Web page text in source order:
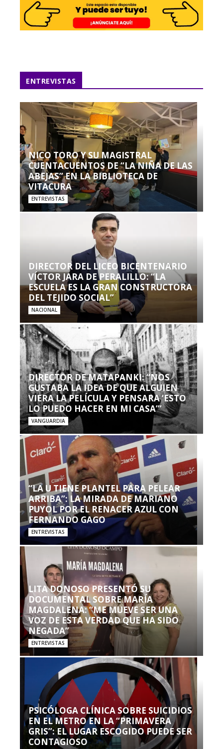
ENTREVISTAS
NICO TORO Y SU MAGISTRAL
CUENTACUENTOS DE “LA NIÑA DE LAS
ABEJAS” EN LA BIBLIOTECA DE
VITACURA
ENTREVISTAS
DIRECTOR DEL LICEO BICENTENARIO
VÍCTOR JARA DE PERALILLO: “LA
ESCUELA ES LA GRAN CONSTRUCTORA
DEL TEJIDO SOCIAL”
NACIONAL
DIRECTOR DE MATAPANKI: “NOS
GUSTABA LA IDEA DE QUE ALGUIEN
VIERA LA PELÍCULA Y PENSARA ‘ESTO
LO PUEDO HACER EN MI CASA’”
VANGUARDIA
“LA U TIENE PLANTEL PARA PELEAR
ARRIBA”: LA MIRADA DE MARIANO
PUYOL POR EL RENACER AZUL CON
FERNANDO GAGO
ENTREVISTAS
LITA DONOSO PRESENTÓ SU
DOCUMENTAL SOBRE MARÍA
MAGDALENA: “ME MUEVE SER UNA
VOZ DE ESTA VERDAD QUE HA SIDO
NEGADA”
ENTREVISTAS
PSICÓLOGA CLÍNICA SOBRE SUICIDIOS
EN EL METRO EN LA “PRIMAVERA
GRIS”: EL LUGAR ESCOGIDO PUEDE SER
CONTAGIOSO